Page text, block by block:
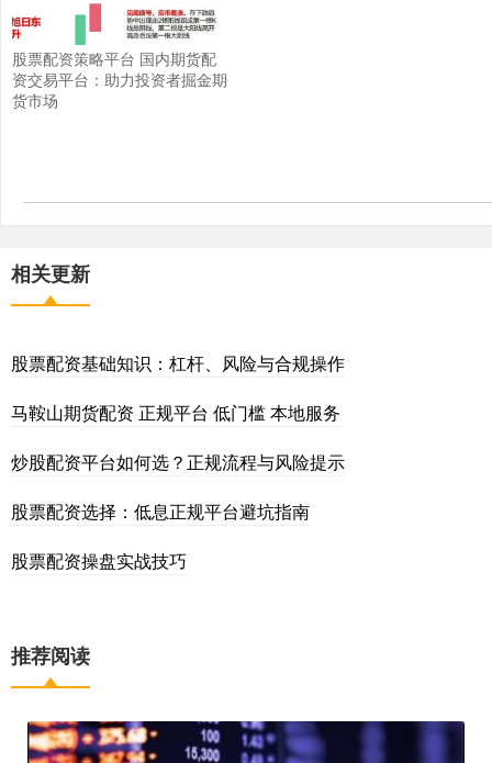
股票配资策略平台 国内期货配
资交易平台：助力投资者掘金期
货市场
相关更新
股票配资基础知识：杠杆、风险与合规操作
马鞍山期货配资 正规平台 低门槛 本地服务
炒股配资平台如何选？正规流程与风险提示
股票配资选择：低息正规平台避坑指南
股票配资操盘实战技巧
推荐阅读